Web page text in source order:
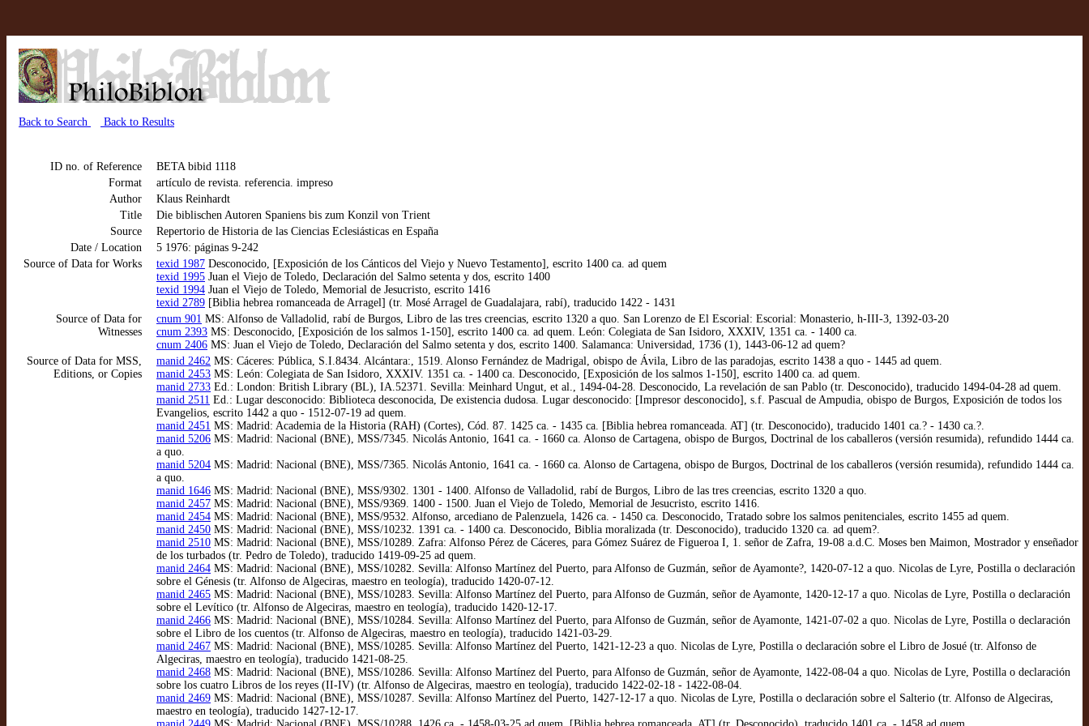
Back to Search Back to Results
ID no. of Reference
BETA bibid 1118
Format
artículo de revista. referencia. impreso
Author
Klaus Reinhardt
Title
Die biblischen Autoren Spaniens bis zum Konzil von Trient
Source
Repertorio de Historia de las Ciencias Eclesiásticas en España
Date / Location
5 1976: páginas 9-242
Source of Data for Works
texid 1987 Desconocido, [Exposición de los Cánticos del Viejo y Nuevo Testamento], escrito 1400 ca. ad quem
texid 1995 Juan el Viejo de Toledo, Declaración del Salmo setenta y dos, escrito 1400
texid 1994 Juan el Viejo de Toledo, Memorial de Jesucristo, escrito 1416
texid 2789 [Biblia hebrea romanceada de Arragel] (tr. Mosé Arragel de Guadalajara, rabí), traducido 1422 - 1431
Source of Data for
Witnesses
cnum 901 MS: Alfonso de Valladolid, rabí de Burgos, Libro de las tres creencias, escrito 1320 a quo. San Lorenzo de El Escorial: Escorial: Monasterio, h-III-3, 1392-03-20
cnum 2393 MS: Desconocido, [Exposición de los salmos 1-150], escrito 1400 ca. ad quem. León: Colegiata de San Isidoro, XXXIV, 1351 ca. - 1400 ca.
cnum 2406 MS: Juan el Viejo de Toledo, Declaración del Salmo setenta y dos, escrito 1400. Salamanca: Universidad, 1736 (1), 1443-06-12 ad quem?
Source of Data for MSS,
Editions, or Copies
manid 2462 MS: Cáceres: Pública, S.I.8434. Alcántara:, 1519. Alonso Fernández de Madrigal, obispo de Ávila, Libro de las paradojas, escrito 1438 a quo - 1445 ad quem.
manid 2453 MS: León: Colegiata de San Isidoro, XXXIV. 1351 ca. - 1400 ca. Desconocido, [Exposición de los salmos 1-150], escrito 1400 ca. ad quem.
manid 2733 Ed.: London: British Library (BL), IA.52371. Sevilla: Meinhard Ungut, et al., 1494-04-28. Desconocido, La revelación de san Pablo (tr. Desconocido), traducido 1494-04-28 ad quem.
manid 2511 Ed.: Lugar desconocido: Biblioteca desconocida, De existencia dudosa. Lugar desconocido: [Impresor desconocido], s.f. Pascual de Ampudia, obispo de Burgos, Exposición de todos los
Evangelios, escrito 1442 a quo - 1512-07-19 ad quem.
manid 2451 MS: Madrid: Academia de la Historia (RAH) (Cortes), Cód. 87. 1425 ca. - 1435 ca. [Biblia hebrea romanceada. AT] (tr. Desconocido), traducido 1401 ca.? - 1430 ca.?.
manid 5206 MS: Madrid: Nacional (BNE), MSS/7345. Nicolás Antonio, 1641 ca. - 1660 ca. Alonso de Cartagena, obispo de Burgos, Doctrinal de los caballeros (versión resumida), refundido 1444 ca.
a quo.
manid 5204 MS: Madrid: Nacional (BNE), MSS/7365. Nicolás Antonio, 1641 ca. - 1660 ca. Alonso de Cartagena, obispo de Burgos, Doctrinal de los caballeros (versión resumida), refundido 1444 ca.
a quo.
manid 1646 MS: Madrid: Nacional (BNE), MSS/9302. 1301 - 1400. Alfonso de Valladolid, rabí de Burgos, Libro de las tres creencias, escrito 1320 a quo.
manid 2457 MS: Madrid: Nacional (BNE), MSS/9369. 1400 - 1500. Juan el Viejo de Toledo, Memorial de Jesucristo, escrito 1416.
manid 2454 MS: Madrid: Nacional (BNE), MSS/9532. Alfonso, arcediano de Palenzuela, 1426 ca. - 1450 ca. Desconocido, Tratado sobre los salmos penitenciales, escrito 1455 ad quem.
manid 2450 MS: Madrid: Nacional (BNE), MSS/10232. 1391 ca. - 1400 ca. Desconocido, Biblia moralizada (tr. Desconocido), traducido 1320 ca. ad quem?.
manid 2510 MS: Madrid: Nacional (BNE), MSS/10289. Zafra: Alfonso Pérez de Cáceres, para Gómez Suárez de Figueroa I, 1. señor de Zafra, 19-08 a.d.C. Moses ben Maimon, Mostrador y enseñador
de los turbados (tr. Pedro de Toledo), traducido 1419-09-25 ad quem.
manid 2464 MS: Madrid: Nacional (BNE), MSS/10282. Sevilla: Alfonso Martínez del Puerto, para Alfonso de Guzmán, señor de Ayamonte?, 1420-07-12 a quo. Nicolas de Lyre, Postilla o declaración
sobre el Génesis (tr. Alfonso de Algeciras, maestro en teología), traducido 1420-07-12.
manid 2465 MS: Madrid: Nacional (BNE), MSS/10283. Sevilla: Alfonso Martínez del Puerto, para Alfonso de Guzmán, señor de Ayamonte, 1420-12-17 a quo. Nicolas de Lyre, Postilla o declaración
sobre el Levítico (tr. Alfonso de Algeciras, maestro en teología), traducido 1420-12-17.
manid 2466 MS: Madrid: Nacional (BNE), MSS/10284. Sevilla: Alfonso Martínez del Puerto, para Alfonso de Guzmán, señor de Ayamonte, 1421-07-02 a quo. Nicolas de Lyre, Postilla o declaración
sobre el Libro de los cuentos (tr. Alfonso de Algeciras, maestro en teología), traducido 1421-03-29.
manid 2467 MS: Madrid: Nacional (BNE), MSS/10285. Sevilla: Alfonso Martínez del Puerto, 1421-12-23 a quo. Nicolas de Lyre, Postilla o declaración sobre el Libro de Josué (tr. Alfonso de
Algeciras, maestro en teología), traducido 1421-08-25.
manid 2468 MS: Madrid: Nacional (BNE), MSS/10286. Sevilla: Alfonso Martínez del Puerto, para Alfonso de Guzmán, señor de Ayamonte, 1422-08-04 a quo. Nicolas de Lyre, Postilla o declaración
sobre los cuatro Libros de los reyes (II-IV) (tr. Alfonso de Algeciras, maestro en teología), traducido 1422-02-18 - 1422-08-04.
manid 2469 MS: Madrid: Nacional (BNE), MSS/10287. Sevilla: Alfonso Martínez del Puerto, 1427-12-17 a quo. Nicolas de Lyre, Postilla o declaración sobre el Salterio (tr. Alfonso de Algeciras,
maestro en teología), traducido 1427-12-17.